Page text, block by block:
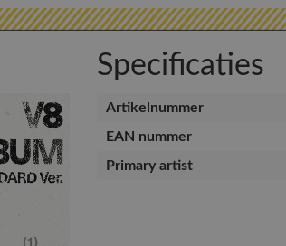
Specificaties
Artikelnummer
EAN nummer
Primary artist